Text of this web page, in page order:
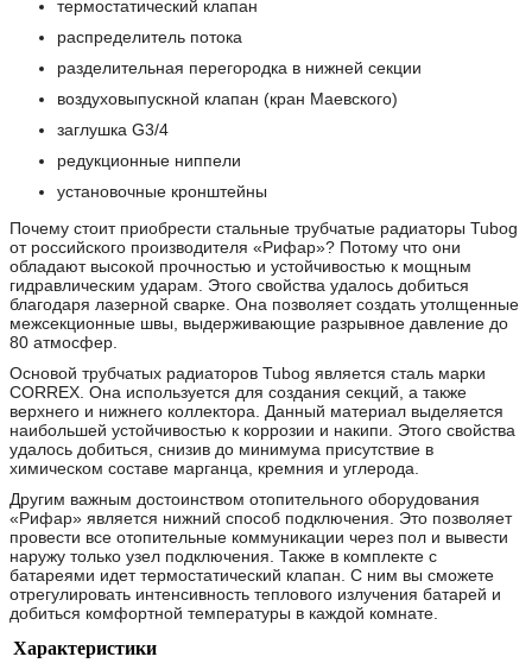
термостатический клапан
распределитель потока
разделительная перегородка в нижней секции
воздуховыпускной клапан (кран Маевского)
заглушка G3/4
редукционные ниппели
установочные кронштейны
Почему стоит приобрести стальные трубчатые радиаторы Tubog
от российского производителя «Рифар»? Потому что они
обладают высокой прочностью и устойчивостью к мощным
гидравлическим ударам. Этого свойства удалось добиться
благодаря лазерной сварке. Она позволяет создать утолщенные
межсекционные швы, выдерживающие разрывное давление до
80 атмосфер.
Основой трубчатых радиаторов Tubog является сталь марки
CORREX. Она используется для создания секций, а также
верхнего и нижнего коллектора. Данный материал выделяется
наибольшей устойчивостью к коррозии и накипи. Этого свойства
удалось добиться, снизив до минимума присутствие в
химическом составе марганца, кремния и углерода.
Другим важным достоинством отопительного оборудования
«Рифар» является нижний способ подключения. Это позволяет
провести все отопительные коммуникации через пол и вывести
наружу только узел подключения. Также в комплекте с
батареями идет термостатический клапан. С ним вы сможете
отрегулировать интенсивность теплового излучения батарей и
добиться комфортной температуры в каждой комнате.
Характеристики